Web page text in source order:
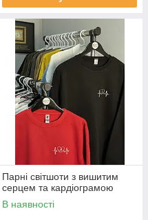
Парні світшоти з вишитим
серцем та кардіограмою
В наявності